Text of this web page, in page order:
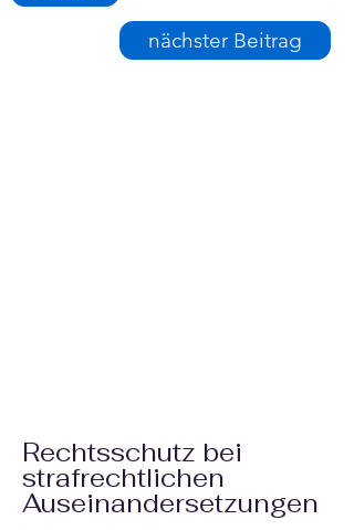
nächster Beitrag
Rechtsschutz bei
strafrechtlichen
Auseinandersetzungen